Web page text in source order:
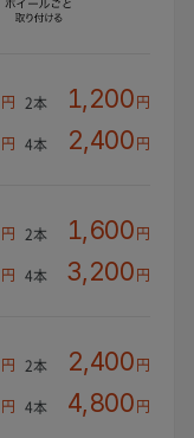
円 2本 1,200円
円 4本 2,400円
円 2本 1,600円
円 4本 3,200円
円 2本 2,400円
円 4本 4,800円